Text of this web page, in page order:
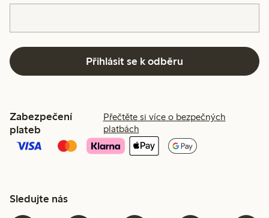
Přihlásit se k odběru
Zabezpečení
plateb
Přečtěte si více o bezpečných
platbách
Sledujte nás